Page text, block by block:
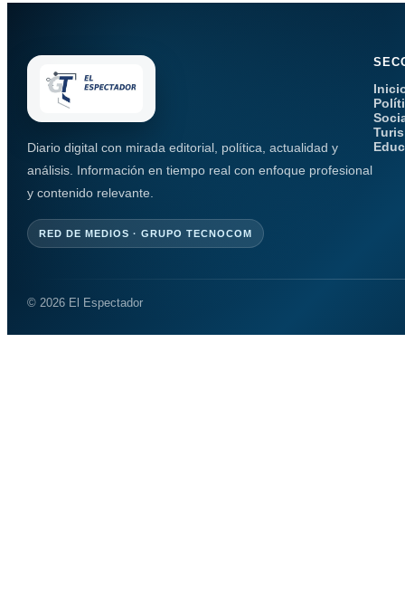
Diario digital con mirada editorial, política, actualidad y
análisis. Información en tiempo real con enfoque profesional
y contenido relevante.
RED DE MEDIOS · GRUPO TECNOCOM
© 2026 El Espectador